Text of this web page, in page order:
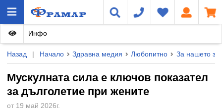
Назад | Начало Здравна медия Любопитно За нашето
Мускулната сила е ключов показател
за дълголетие при жените
от 19 май 2026г.
Инфо